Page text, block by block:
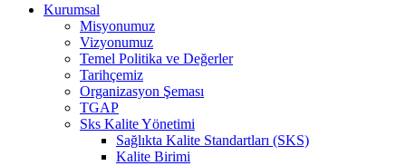
Kurumsal
Misyonumuz
Vizyonumuz
Temel Politika ve Değerler
Tarihçemiz
Organizasyon Şeması
TGAP
Sks Kalite Yönetimi
Sağlıkta Kalite Standartları (SKS)
Kalite Birimi